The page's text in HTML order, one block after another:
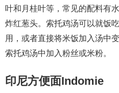
叶和月桂叶等，常见的配料有
炸红葱头。索托鸡汤可以就饭
用，或者直接将米饭加入汤中
索托鸡汤中加入粉丝或米粉。
印尼方便面Indomie